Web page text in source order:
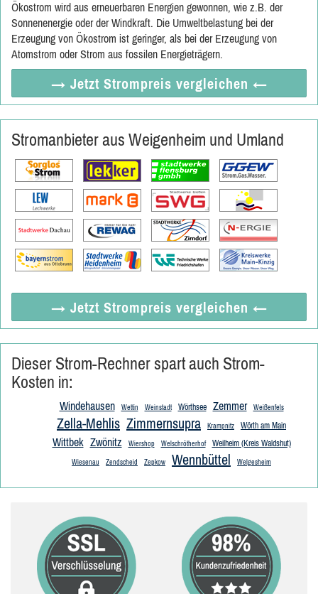
Ökostrom wird aus erneuerbaren Energien gewonnen, wie z.B. der
Sonnenenergie oder der Windkraft. Die Umweltbelastung bei der
Erzeugung von Ökostrom ist geringer, als bei der Erzeugung von
Atomstrom oder Strom aus fossilen Energieträgern.
→ Jetzt Strompreis vergleichen ←
Stromanbieter aus Weigenheim und Umland
→ Jetzt Strompreis vergleichen ←
Dieser Strom-Rechner spart auch Strom-
Kosten in:
Windehausen Wettin Weinstadt Wörthsee Zemmer Weißenfels
Zella-Mehlis Zimmernsupra Krampnitz Wörth am Main
Wittbek Zwönitz Wiershop Welschrötherhof Weilheim (Kreis Waldshut)
Wiesenau Zendscheid Zepkow Wennbüttel Welgesheim